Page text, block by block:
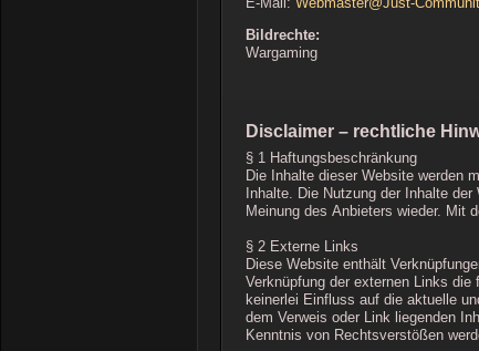
Bildrechte:
Wargaming
Disclaimer – rechtliche
§ 1 Haftungsbeschränkung
Die Inhalte dieser Website werden
Inhalte. Die Nutzung der Inhalte
Meinung des Anbieters wieder. Mit
§ 2 Externe Links
Diese Website enthält
Verknüpfung der externen Links
keinerlei Einfluss auf die aktuelle
dem Verweis oder Link liegenden
Kenntnis von Rechtsverstößen